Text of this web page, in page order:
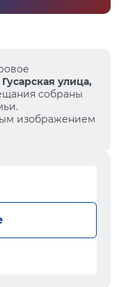
Гусарская улица,
собраны
изображением